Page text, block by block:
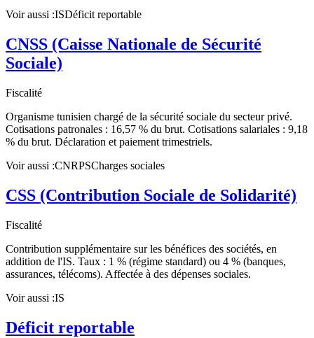
Voir aussi :ISDéficit reportable
CNSS (Caisse Nationale de Sécurité
Sociale)
Fiscalité
Organisme tunisien chargé de la sécurité sociale du secteur privé.
Cotisations patronales : 16,57 % du brut. Cotisations salariales : 9,18
% du brut. Déclaration et paiement trimestriels.
Voir aussi :CNRPSCharges sociales
CSS (Contribution Sociale de Solidarité)
Fiscalité
Contribution supplémentaire sur les bénéfices des sociétés, en
addition de l'IS. Taux : 1 % (régime standard) ou 4 % (banques,
assurances, télécoms). Affectée à des dépenses sociales.
Voir aussi :IS
Déficit reportable